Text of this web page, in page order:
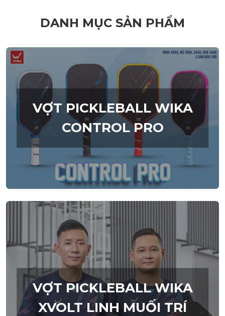
DANH MỤC SẢN PHẨM
VỢT PICKLEBALL WIKA
CONTROL PRO
VỢT PICKLEBALL WIKA
XVOLT LINH MUỐI TRÍ